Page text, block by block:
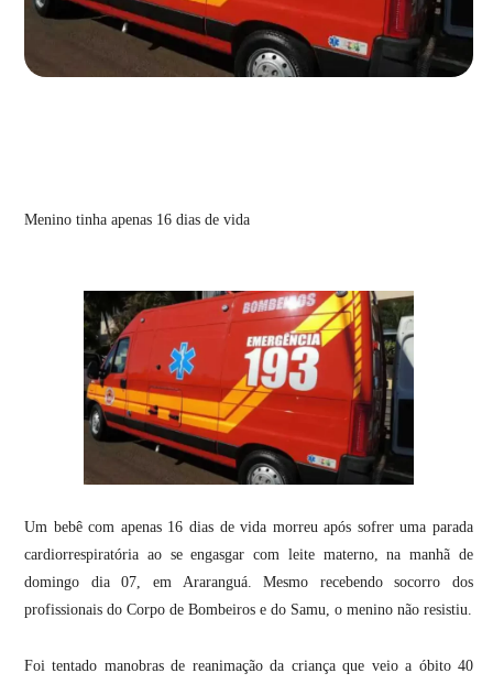
Menino tinha apenas 16 dias de vida
Um bebê com apenas 16 dias de vida morreu após sofrer uma parada
cardiorrespiratória ao se engasgar com leite materno, na manhã de
domingo dia 07, em Araranguá. Mesmo recebendo socorro dos
profissionais do Corpo de Bombeiros e do Samu, o menino não resistiu.
Foi tentado manobras de reanimação da criança que veio a óbito 40